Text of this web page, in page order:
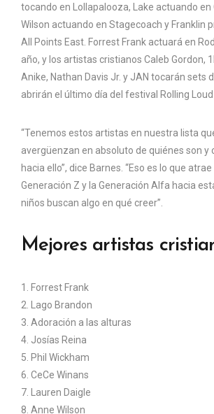
tocando en Lollapalooza, Lake actuando en
Wilson actuando en Stagecoach y Franklin
All Points East. Forrest Frank actuará en
año, y los artistas cristianos Caleb Gordon,
Anike, Nathan Davis Jr. y JAN tocarán sets
abrirán el último día del festival Rolling Loud
“Tenemos estos artistas en nuestra lista
avergüenzan en absoluto de quiénes son y
hacia ello”, dice Barnes. “Eso es lo que
Generación Z y la Generación Alfa hacia
niños buscan algo en qué creer”.
Mejores artistas
1. Forrest Frank
2. Lago Brandon
3. Adoración a las alturas
4. Josías Reina
5. Phil Wickham
6. CeCe Winans
7. Lauren Daigle
8. Anne Wilson